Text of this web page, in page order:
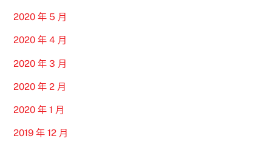
2020 年 5 月
2020 年 4 月
2020 年 3 月
2020 年 2 月
2020 年 1 月
2019 年 12 月